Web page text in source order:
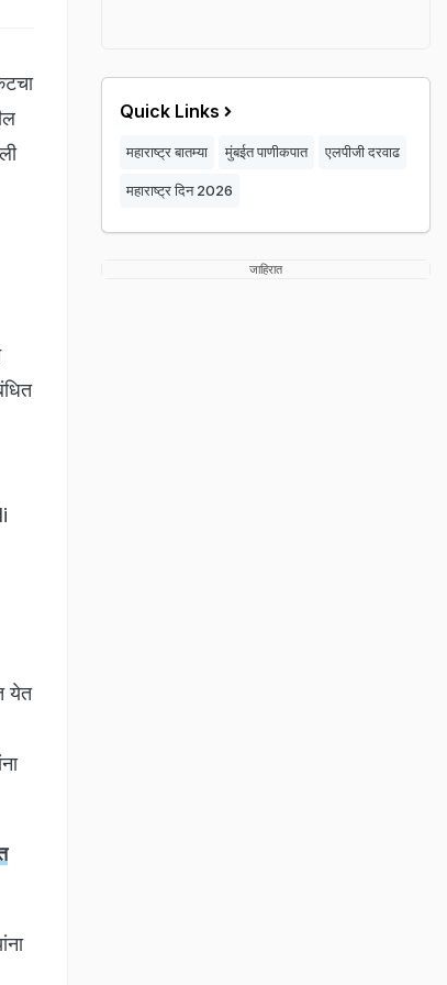
येत
Quick Links
महाराष्ट्र बातम्या मुंबईत पाणीकपात एलपीजी दरवाढ
महाराष्ट्र दिन 2026
जाहिरात